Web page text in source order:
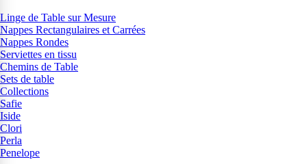
Linge de Table sur Mesure
Nappes Rectangulaires et Carrées
Nappes Rondes
Serviettes en tissu
Chemins de Table
Sets de table
Collections
Safie
Iside
Clori
Perla
Penelope